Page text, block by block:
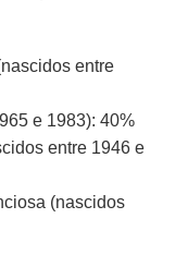
entre
e 1983): 40%
entre 1946 e
(nascidos